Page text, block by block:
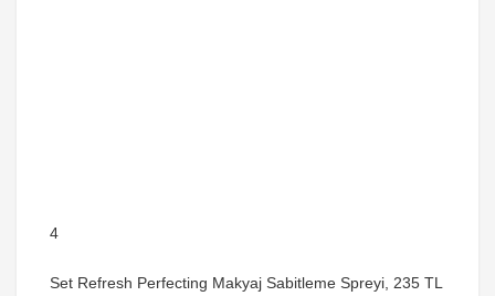
4
Set Refresh Perfecting Makyaj Sabitleme Spreyi, 235 TL